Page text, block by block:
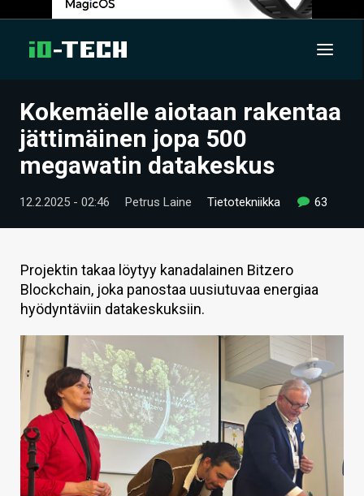
UUTISET
ARTIKKELIT
VIDEOT
TECHBBS
TIETOA
HINTA.FI
VAIHDA TEEMA
HAKU
Kokemäelle aiotaan rakentaa
jättimäinen jopa 500
megawatin datakeskus
12.2.2025 - 02:46 Petrus Laine Tietotekniikka 63
Projektin takaa löytyy kanadalainen Bitzero
Blockchain, joka panostaa uusiutuvaa energiaa
hyödyntäviin datakeskuksiin.